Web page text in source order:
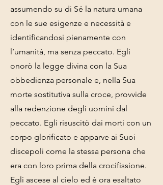
assumendo su di Sé la natura umana
con le sue esigenze e necessità e
identificandosi pienamente con
l’umanità, ma senza peccato. Egli
onorò la legge divina con la Sua
obbedienza personale e, nella Sua
morte sostitutiva sulla croce, provvide
alla redenzione degli uomini dal
peccato. Egli risuscitò dai morti con un
corpo glorificato e apparve ai Suoi
discepoli come la stessa persona che
era con loro prima della crocifissione.
Egli ascese al cielo ed è ora esaltato